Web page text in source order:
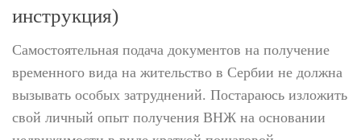
инструкция)
Самостоятельная подача документов на получение
временного вида на жительство в Сербии не должна
вызывать особых затруднений. Постараюсь изложить
свой личный опыт получения ВНЖ на основании